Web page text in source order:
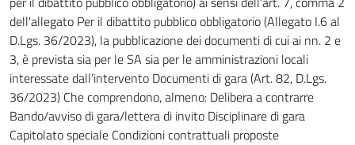
dell'allegato Per il dibattito pubblico obbligatorio (Allegato I.6 al
D.Lgs. 36/2023), la pubblicazione dei documenti di cui ai nn. 2 e
3, è prevista sia per le SA sia per le amministrazioni locali
interessate dall’intervento Documenti di gara (Art. 82, D.Lgs.
36/2023) Che comprendono, almeno: Delibera a contrarre
Bando/avviso di gara/lettera di invito Disciplinare di gara
Capitolato speciale Condizioni contrattuali proposte